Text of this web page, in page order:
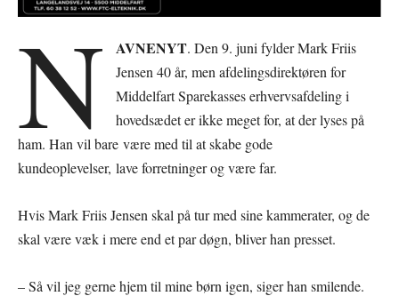
N AVNENYT. Den 9. juni fylder Mark Friis
Jensen 40 år, men afdelingsdirektøren for
Middelfart Sparekasses erhvervsafdeling i
hovedsædet er ikke meget for, at der lyses på
ham. Han vil bare være med til at skabe gode
kundeoplevelser, lave forretninger og være far.
Hvis Mark Friis Jensen skal på tur med sine kammerater, og de
skal være væk i mere end et par døgn, bliver han presset.
– Så vil jeg gerne hjem til mine børn igen, siger han smilende.